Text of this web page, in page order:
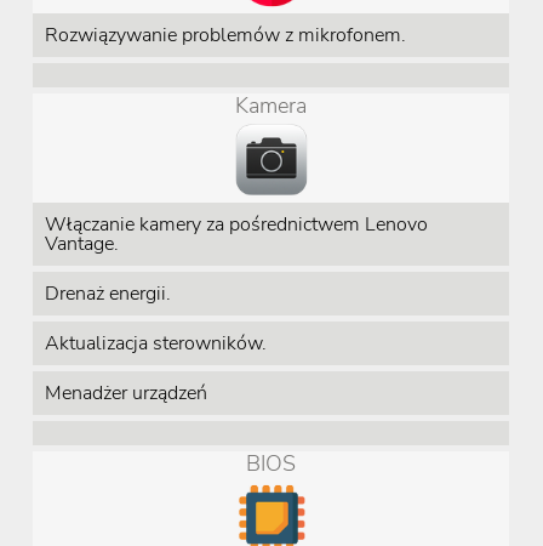
Rozwiązywanie problemów z mikrofonem.
Kamera
Włączanie kamery za pośrednictwem Lenovo
Vantage.
Drenaż energii.
Aktualizacja sterowników.
Menadżer urządzeń
BIOS